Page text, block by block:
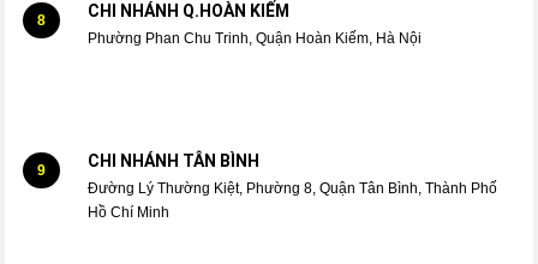
8 CHI NHÁNH Q.HOÀN KIẾM
Phường Phan Chu Trinh, Quận Hoàn Kiếm, Hà Nội
9 CHI NHÁNH TÂN BÌNH
Đường Lý Thường Kiệt, Phường 8, Quận Tân Bình, Thành Phố
Hồ Chí Minh